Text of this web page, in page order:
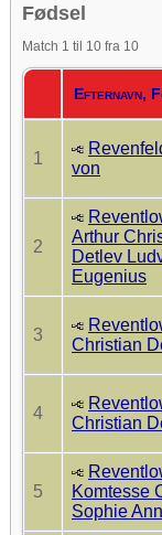
Fødsel
Match 1 til 10 fra 10
Efternavn,
1
von
2
Arthur
Detlev
Eugenius
3
Christian
4
Christian
5
Komtesse
Sophie